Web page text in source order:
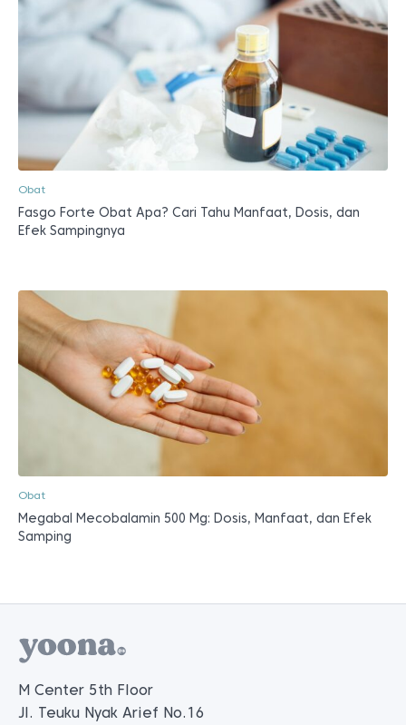
Obat
Fasgo Forte Obat Apa? Cari Tahu Manfaat, Dosis, dan
Efek Sampingnya
Obat
Megabal Mecobalamin 500 Mg: Dosis, Manfaat, dan Efek
Samping
M Center 5th Floor
Jl. Teuku Nyak Arief No.16